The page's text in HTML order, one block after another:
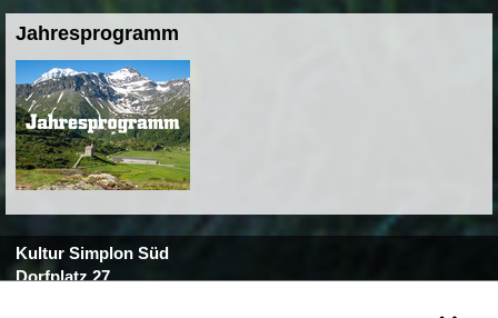
Jahresprogramm
Kultur Simplon Süd
Dorfplatz 27